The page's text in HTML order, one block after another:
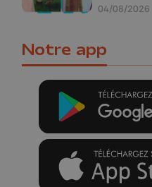
04/08/2026
Notre app